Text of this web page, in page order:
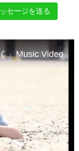
セージを送る
」Music Video